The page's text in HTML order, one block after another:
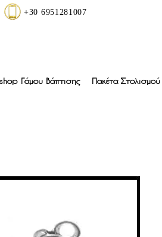
+30 6951281007
Γάμου Βάπτισης Πακέτα Στολισμού